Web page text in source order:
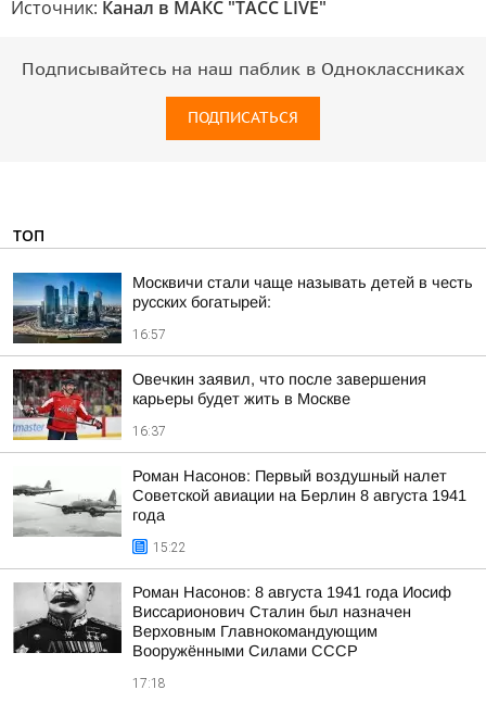
Источник: Канал в МАКС "ТАСС LIVE"
Подписывайтесь на наш паблик в Одноклассниках
ПОДПИСАТЬСЯ
ТОП
Москвичи стали чаще называть детей в честь
русских богатырей:
16:57
Овечкин заявил, что после завершения
карьеры будет жить в Москве
16:37
Роман Насонов: Первый воздушный налет
Советской авиации на Берлин 8 августа 1941
года
15:22
Роман Насонов: 8 августа 1941 года Иосиф
Виссарионович Сталин был назначен
Верховным Главнокомандующим
Вооружёнными Силами СССР
17:18